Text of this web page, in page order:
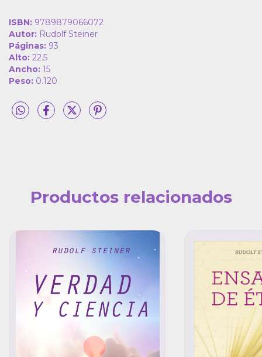
ISBN: 9789879066072
Autor: Rudolf Steiner
Páginas: 93
Alto: 22.5
Ancho: 15
Peso: 0.120
Productos relacionados